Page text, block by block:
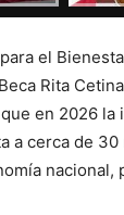
el
Rita
en 2026
a cerca de